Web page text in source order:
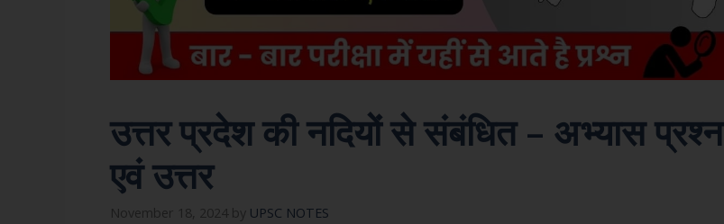
उत्तर प्रदेश की नदियों से संबंधित – अभ्यास प्रश्न
एवं उत्तर
November 18, 2024 by UPSC NOTES